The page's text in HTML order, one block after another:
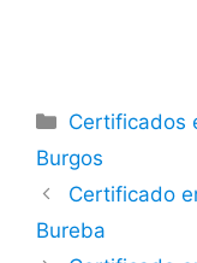
Categorías
Certificados
Burgos
Certificado
Bureba